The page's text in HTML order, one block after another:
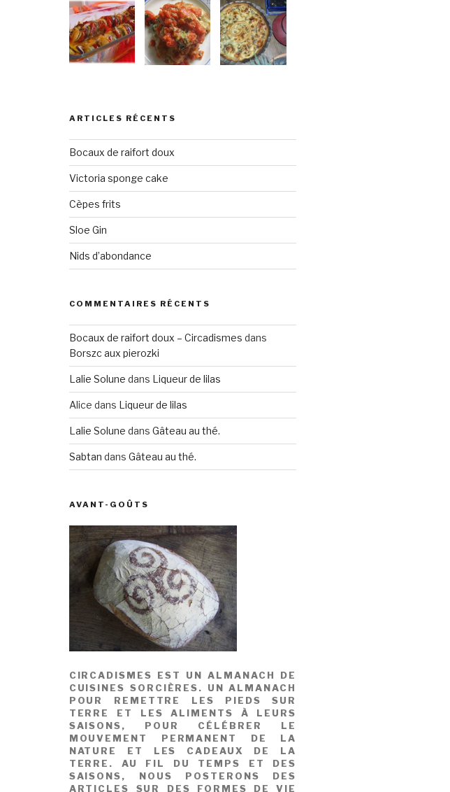
ARTICLES RÉCENTS
Bocaux de raifort doux
Victoria sponge cake
Cèpes frits
Sloe Gin
Nids d’abondance
COMMENTAIRES RÉCENTS
Bocaux de raifort doux – Circadismes dans
Borszc aux pierozki
Lalie Solune dans Liqueur de lilas
Alice dans Liqueur de lilas
Lalie Solune dans Gâteau au thé.
Sabtan dans Gâteau au thé.
AVANT-GOÛTS
CIRCADISMES EST UN ALMANACH DE
CUISINES SORCIÈRES. UN ALMANACH
POUR REMETTRE LES PIEDS SUR
TERRE ET LES ALIMENTS À LEURS
SAISONS, POUR CÉLÉBRER LE
MOUVEMENT PERMANENT DE LA
NATURE ET LES CADEAUX DE LA
TERRE. AU FIL DU TEMPS ET DES
SAISONS, NOUS POSTERONS DES
ARTICLES SUR DES FORMES DE VIE